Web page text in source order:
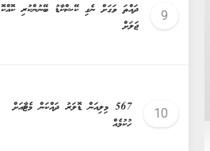
ދައްތަ ވަގަށް ނެގި ކޭޝްކާޑު ބޭނުންކުރި ކޮއްކޮ
ޖަލަށް
567 މިލިއަން ޑޮލަރު ދައްކަން މެޓާއަށް
ހުކުމެއް